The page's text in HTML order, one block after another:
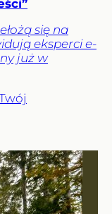
się na
eksperci e-
już w